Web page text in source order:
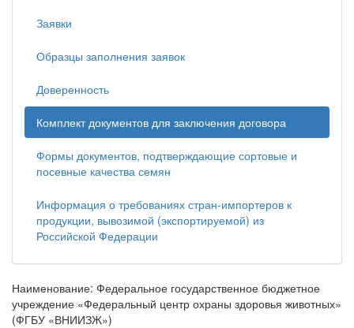
Заявки
Образцы заполнения заявок
Доверенность
Комплект документов для заключения договора
Формы документов, подтверждающие сортовые и
посевные качества семян
Информация о требованиях стран-импортеров к
продукции, вывозимой (экспортируемой) из
Российской Федерации
Наименование: Федеральное государственное бюджетное
учреждение «Федеральный центр охраны здоровья животных»
(ФГБУ «ВНИИЗЖ»)